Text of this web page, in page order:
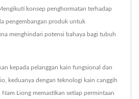
konsep penghormatan terhadap
pengembangan produk untuk
menghindari potensi bahaya bagi tubuh
kepada pelanggan kain fungsional dan
keduanya dengan teknologi kain canggih
Liong memastikan setiap permintaan